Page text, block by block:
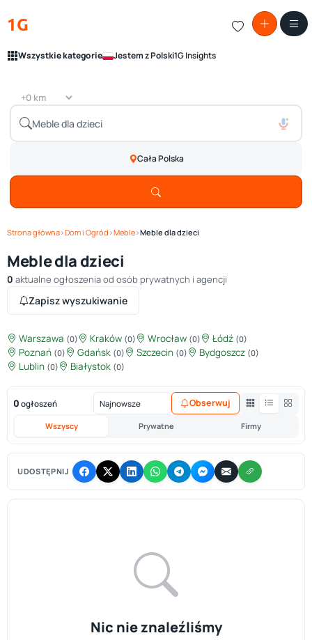
1G
Wszystkie kategorie Jestem z Polski1G Insights
Cała Polska
Strona główna›Dom i Ogród ›Meble›Meble dla dzieci
Meble dla dzieci
0 aktualne ogłoszenia od osób prywatnych i agencji
Zapisz wyszukiwanie
Warszawa (0) Kraków (0) Wrocław (0) Łódź (0)
Poznań (0) Gdańsk (0) Szczecin (0) Bydgoszcz (0)
Lublin (0) Białystok (0)
0 ogłoszeń
Wszyscy Prywatne Firmy
Obserwuj
UDOSTĘPNIJ
Nic nie znaleźliśmy